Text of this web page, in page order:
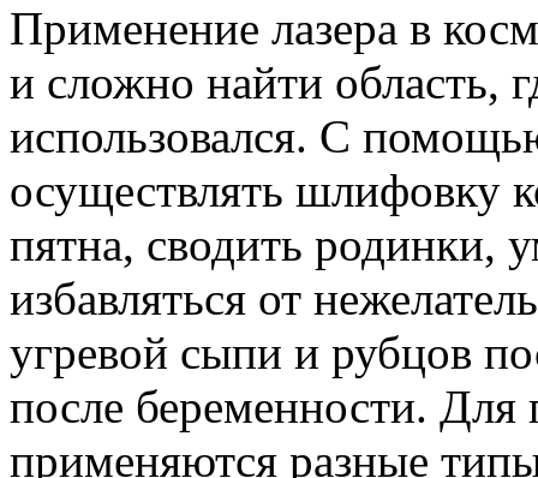
Применение лазера в
и сложно найти область,
использовался. С
осуществлять шлифовку
пятна, сводить родинки,
избавляться от
угревой сыпи и рубцов
после беременности. Для
применяются разные